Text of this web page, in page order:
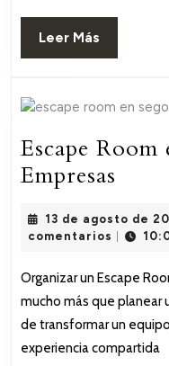
Leer Más
Más
Escape
Empresas
en
para
13 de agosto de
comentarios
Organizar un Escape
mucho más que planear
de transformar un
experiencia compartida